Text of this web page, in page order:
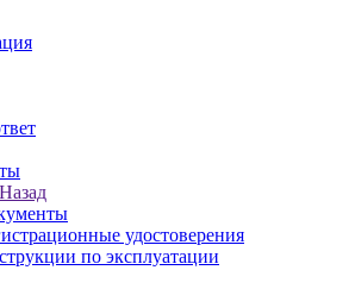
Назад
удостоверения
по эксплуатации